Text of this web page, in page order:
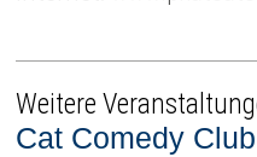
Weitere
Cat Comedy